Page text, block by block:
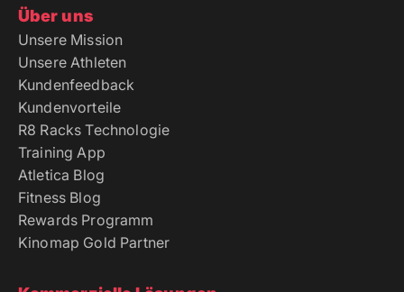
Über uns
Unsere Mission
Unsere Athleten
Kundenfeedback
Kundenvorteile
R8 Racks Technologie
Training App
Atletica Blog
Fitness Blog
Rewards Programm
Kinomap Gold Partner